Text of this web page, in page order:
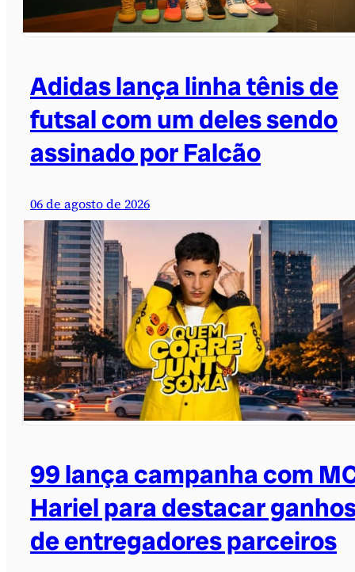
Adidas lança linha tênis de
futsal com um deles sendo
assinado por Falcão
06 de agosto de 2026
99 lança campanha com
Hariel para destacar
de entregadores parceiros